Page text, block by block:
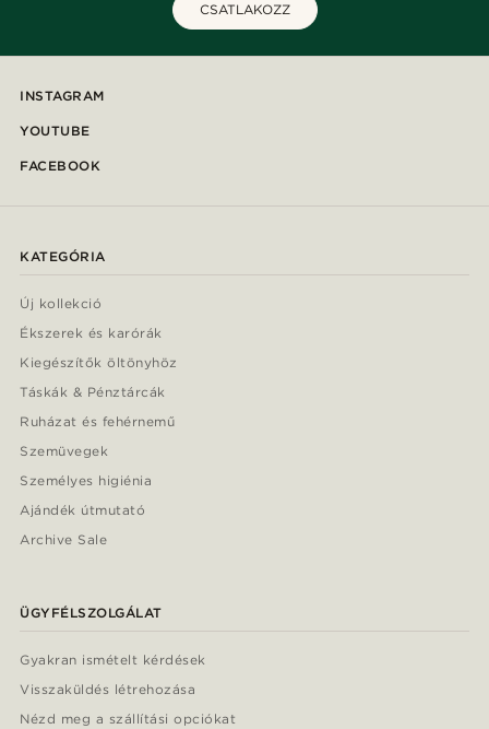
CSATLAKOZZ
INSTAGRAM
YOUTUBE
FACEBOOK
KATEGÓRIA
Új kollekció
Ékszerek és karórák
Kiegészítők öltönyhöz
Táskák & Pénztárcák
Ruházat és fehérnemű
Szemüvegek
Személyes higiénia
Ajándék útmutató
Archive Sale
ÜGYFÉLSZOLGÁLAT
Gyakran ismételt kérdések
Visszaküldés létrehozása
Nézd meg a szállítási opciókat